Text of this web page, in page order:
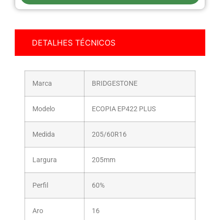
DETALHES TÉCNICOS
Marca BRIDGESTONE
Modelo ECOPIA EP422 PLUS
Medida 205/60R16
Largura 205mm
Perfil 60%
Aro 16